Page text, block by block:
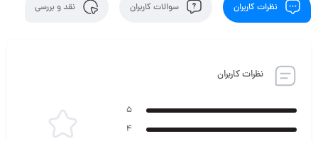
نظرات کاربران سوالات کاربران نقد و بررسی
نظرات کاربران
5
4